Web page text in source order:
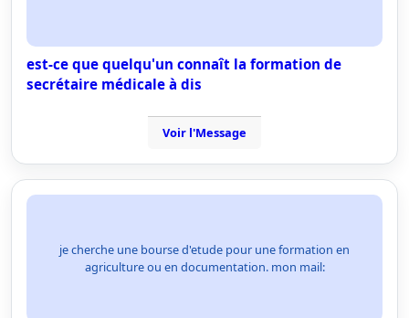
est-ce que quelqu'un connaît la formation de
secrétaire médicale à dis
Voir l'Message
je cherche une bourse d'etude pour une formation en
agriculture ou en documentation. mon mail: